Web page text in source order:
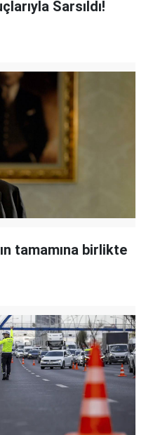
Sarsıldı!
tamamına birlikte